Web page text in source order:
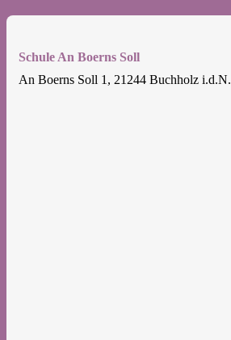
Schule An Boerns Soll
An Boerns Soll 1, 21244 Buchholz i.d.N.